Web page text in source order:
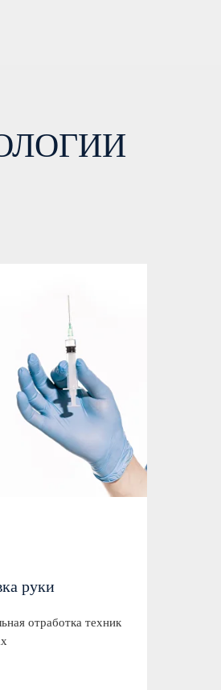
руки
отработка техник